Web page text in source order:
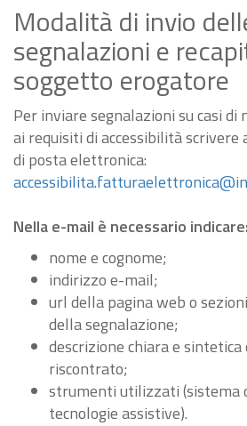
Modalità di invio
segnalazioni e
soggetto erogatore
Per inviare segnalazioni su casi
ai requisiti di accessibilità scrivere
di posta elettronica:
Nella e-mail è necessario indicare:
nome e cognome;
indirizzo e-mail;
url della pagina web o
della segnalazione;
descrizione chiara e
riscontrato;
strumenti utilizzati (sistema
tecnologie assistive).